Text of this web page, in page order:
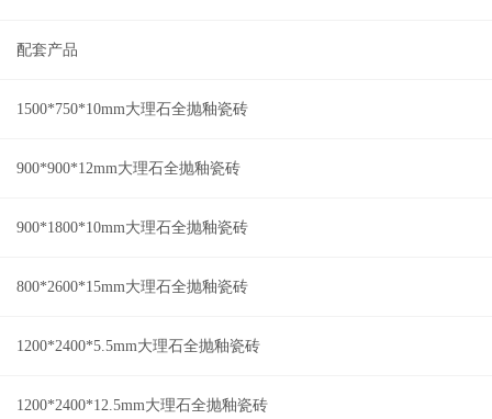
配套产品
1500*750*10mm大理石全抛釉瓷砖
900*900*12mm大理石全抛釉瓷砖
900*1800*10mm大理石全抛釉瓷砖
800*2600*15mm大理石全抛釉瓷砖
1200*2400*5.5mm大理石全抛釉瓷砖
1200*2400*12.5mm大理石全抛釉瓷砖